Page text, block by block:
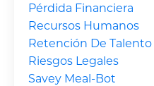
Pérdida Financiera
Recursos Humanos
Retención De Talento
Riesgos Legales
Savey Meal-Bot